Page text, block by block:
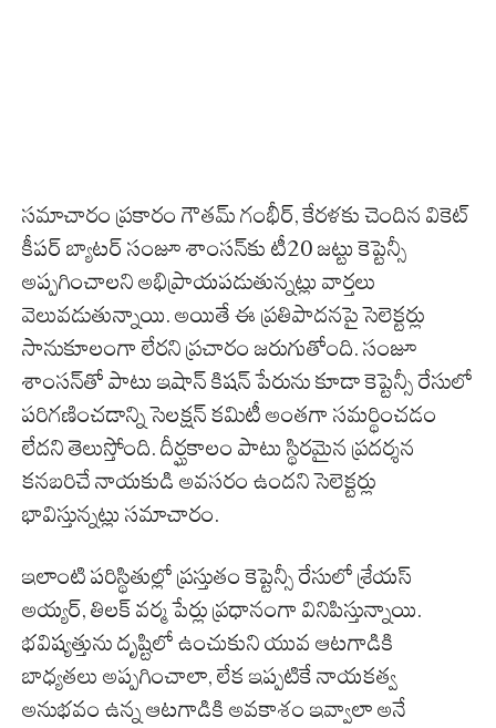
సమాచారం ప్రకారం గౌతమ్ గంభీర్, కేరళకు చెందిన వికెట్
కీపర్ బ్యాటర్ సంజూ శాంసన్‌కు టీ20 జట్టు కెప్టెన్సీ
అప్పగించాలని అభిప్రాయపడుతున్నట్లు వార్తలు
వెలువడుతున్నాయి. అయితే ఈ ప్రతిపాదనపై సెలెక్టర్లు
సానుకూలంగా లేరని ప్రచారం జరుగుతోంది. సంజూ
శాంసన్‌తో పాటు ఇషాన్ కిషన్ పేరును కూడా కెప్టెన్సీ రేసులో
పరిగణించడాన్ని సెలక్షన్ కమిటీ అంతగా సమర్థించడం
లేదని తెలుస్తోంది. దీర్ఘకాలం పాటు స్థిరమైన ప్రదర్శన
కనబరిచే నాయకుడి అవసరం ఉందని సెలెక్టర్లు
భావిస్తున్నట్లు సమాచారం.
ఇలాంటి పరిస్థితుల్లో ప్రస్తుతం కెప్టెన్సీ రేసులో శ్రేయస్
అయ్యర్, తిలక్ వర్మ పేర్లు ప్రధానంగా వినిపిస్తున్నాయి.
భవిష్యత్తును దృష్టిలో ఉంచుకుని యువ ఆటగాడికి
బాధ్యతలు అప్పగించాలా, లేక ఇప్పటికే నాయకత్వ
అనుభవం ఉన్న ఆటగాడికి అవకాశం ఇవ్వాలా అనే